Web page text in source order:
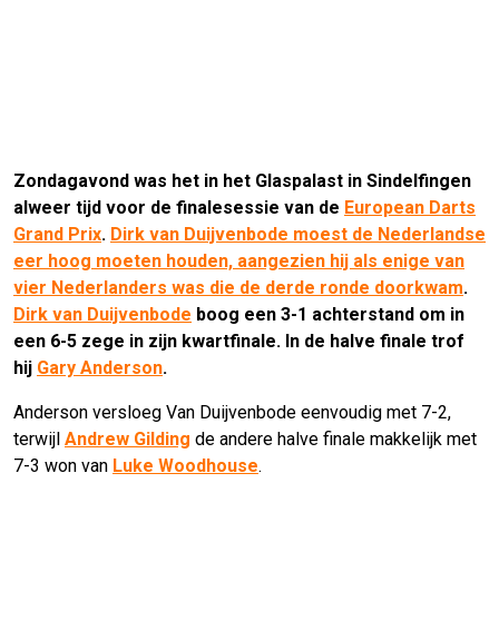
Zondagavond was het in het Glaspalast in Sindelfingen
alweer tijd voor de finalesessie van de European Darts
Grand Prix. Dirk van Duijvenbode moest de Nederlandse
eer hoog moeten houden, aangezien hij als enige van
vier Nederlanders was die de derde ronde doorkwam.
Dirk van Duijvenbode boog een 3-1 achterstand om in
een 6-5 zege in zijn kwartfinale. In de halve finale trof
hij Gary Anderson.
Anderson versloeg Van Duijvenbode eenvoudig met 7-2,
terwijl Andrew Gilding de andere halve finale makkelijk met
7-3 won van Luke Woodhouse.